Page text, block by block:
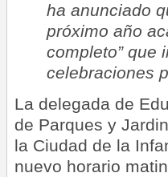
ha anunciado
próximo año
completo” que
celebraciones
La delegada de
de Parques y
la Ciudad de la
nuevo horario